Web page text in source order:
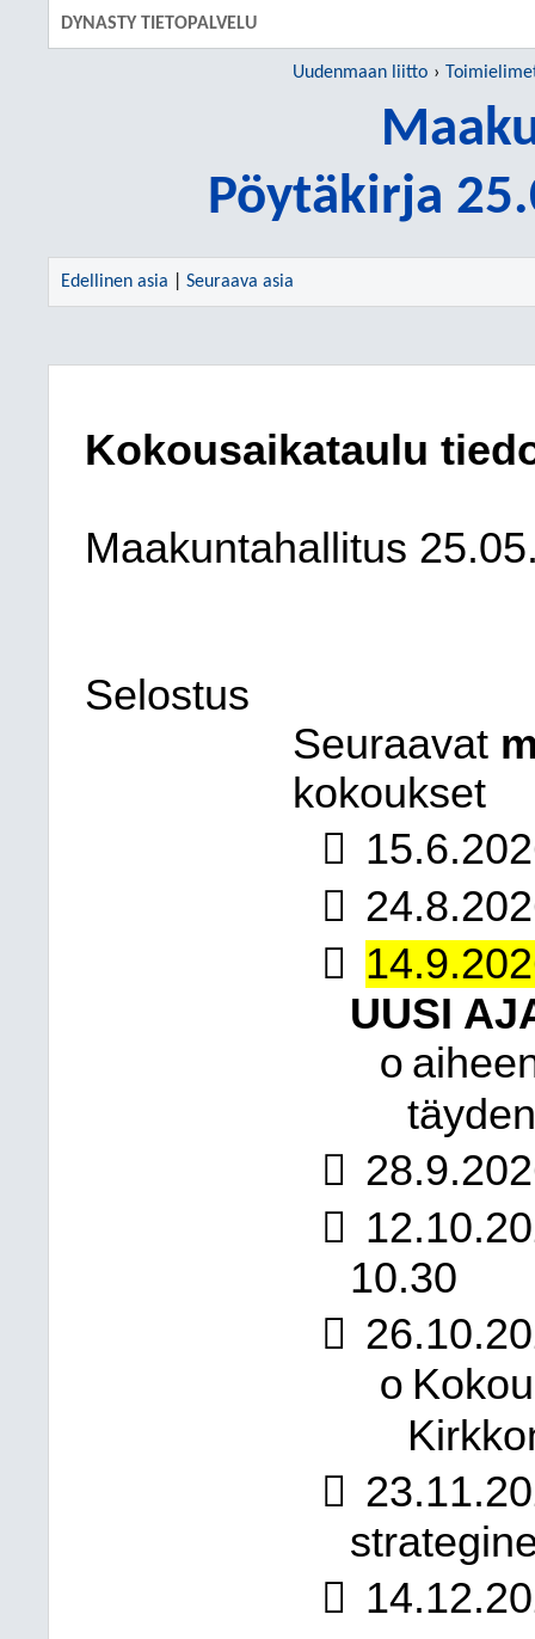
DYNASTY TIETOPALVELU
Uudenmaan liitto
Pöytäkirja
Edellinen asia Seuraava asia
Kokousaikataulu
Maakuntahallitus
Selostus
Seuraavat
kokoukset



UUSI
o


10.30

o

